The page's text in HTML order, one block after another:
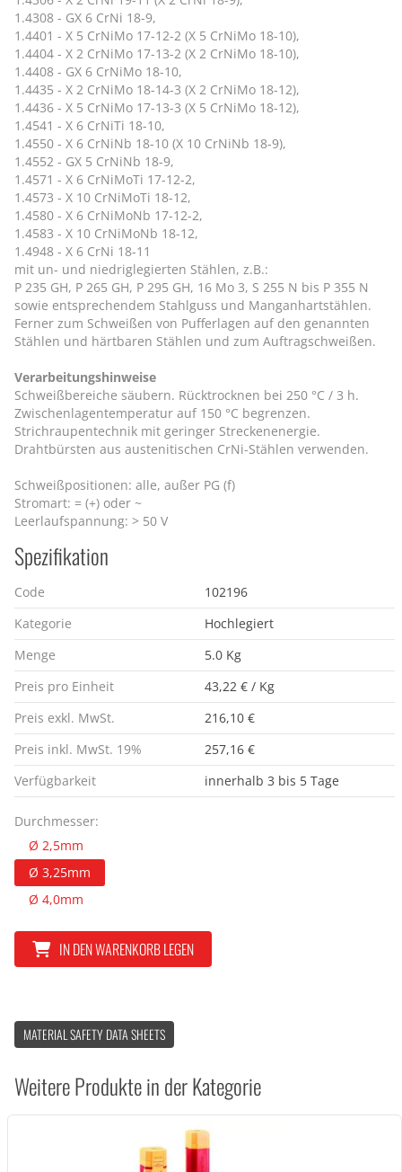
1.4308 - GX 6 CrNi 18-9,
1.4401 - X 5 CrNiMo 17-12-2 (X 5 CrNiMo 18-10),
1.4404 - X 2 CrNiMo 17-13-2 (X 2 CrNiMo 18-10),
1.4408 - GX 6 CrNiMo 18-10,
1.4435 - X 2 CrNiMo 18-14-3 (X 2 CrNiMo 18-12),
1.4436 - X 5 CrNiMo 17-13-3 (X 5 CrNiMo 18-12),
1.4541 - X 6 CrNiTi 18-10,
1.4550 - X 6 CrNiNb 18-10 (X 10 CrNiNb 18-9),
1.4552 - GX 5 CrNiNb 18-9,
1.4571 - X 6 CrNiMoTi 17-12-2,
1.4573 - X 10 CrNiMoTi 18-12,
1.4580 - X 6 CrNiMoNb 17-12-2,
1.4583 - X 10 CrNiMoNb 18-12,
1.4948 - X 6 CrNi 18-11
mit un- und niedriglegierten Stählen, z.B.:
P 235 GH, P 265 GH, P 295 GH, 16 Mo 3, S 255 N bis P 355 N
sowie entsprechendem Stahlguss und Manganhartstählen.
Ferner zum Schweißen von Pufferlagen auf den genannten
Stählen und härtbaren Stählen und zum Auftragschweißen.
Verarbeitungshinweise
Schweißbereiche säubern. Rücktrocknen bei 250 °C / 3 h.
Zwischenlagentemperatur auf 150 °C begrenzen.
Strichraupentechnik mit geringer Streckenenergie.
Drahtbürsten aus austenitischen CrNi-Stählen verwenden.
Schweißpositionen: alle, außer PG (f)
Stromart: = (+) oder ~
Leerlaufspannung: > 50 V
Spezifikation
Code
102196
Kategorie
Hochlegiert
Menge
5.0 Kg
Preis pro Einheit
43,22 € / Kg
Preis exkl. MwSt.
216,10 €
Preis inkl. MwSt. 19%
257,16 €
Verfügbarkeit
innerhalb 3 bis 5 Tage
Durchmesser:
Ø 2,5mm
Ø 3,25mm
Ø 4,0mm
IN DEN WARENKORB LEGEN
MATERIAL SAFETY DATA SHEETS
Weitere Produkte in der Kategorie